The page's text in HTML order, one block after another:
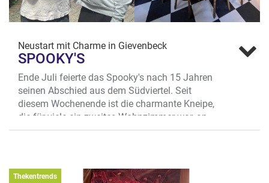
Neustart mit Charme in Gievenbeck
SPOOKY'S
Ende Juli feierte das Spooky's nach 15 Jahren
seinen Abschied aus dem Südviertel. Seit
diesem Wochenende ist die charmante Kneipe,
die für viele ein zweites Wohnzimmer war, an
neuer Adresse in Gievenbeck wieder da!
Weltreise. In der Nähe des Leonardo Campus,
Thekentrends